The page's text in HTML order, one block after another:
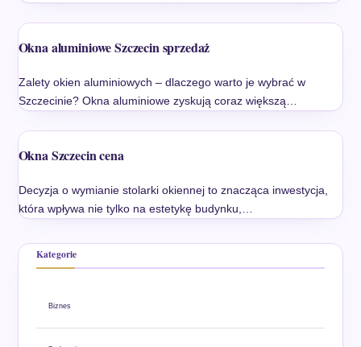
Okna aluminiowe Szczecin sprzedaż
Zalety okien aluminiowych – dlaczego warto je wybrać w
Szczecinie? Okna aluminiowe zyskują coraz większą…
Okna Szczecin cena
Decyzja o wymianie stolarki okiennej to znacząca inwestycja,
która wpływa nie tylko na estetykę budynku,…
Kategorie
Biznes